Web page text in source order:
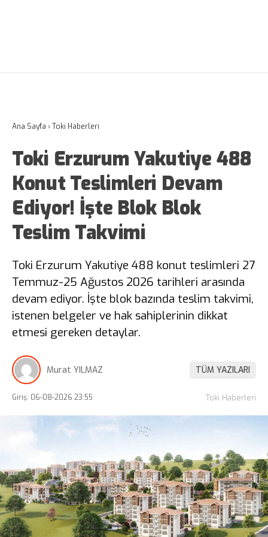
Ana Sayfa ›Toki Haberleri
Toki Erzurum Yakutiye 488
Konut Teslimleri Devam
Ediyor! İşte Blok Blok
Teslim Takvimi
Toki Erzurum Yakutiye 488 konut teslimleri 27
Temmuz-25 Ağustos 2026 tarihleri arasında
devam ediyor. İşte blok bazında teslim takvimi,
istenen belgeler ve hak sahiplerinin dikkat
etmesi gereken detaylar.
Murat YILMAZ TÜM YAZILARI
Giriş: 06-08-2026 23:55 Toki Haberleri